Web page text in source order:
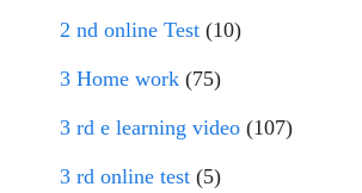
2 nd online Test (10)
3 Home work (75)
3 rd e learning video (107)
3 rd online test (5)